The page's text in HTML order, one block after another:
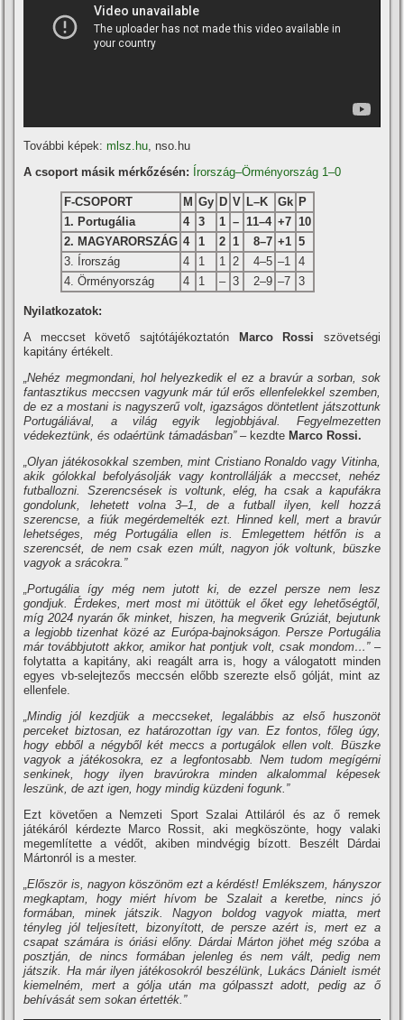
További képek:mlsz.hu, nso.hu
A csoport másik mérkőzésén: Írország–Örményország 1–0
F-CSOPORT M Gy D V L–K Gk P
1. Portugália
4 3 1 – 11–4 +7 10
2. MAGYARORSZÁG 4 1 2 1 8–7 +1 5
3. Írország
4 1 1 2 4–5 –1
4
4. Örményország
4 1 – 3 2–9 –7 3
Nyilatkozatok:
A meccset követő sajtótájékoztatón
Marco Rossi szövetségi
kapitány értékelt.
„Nehéz megmondani, hol helyezkedik el ez a bravúr a sorban, sok
fantasztikus meccsen vagyunk már túl erős ellenfelekkel szemben,
de ez a mostani is nagyszerű volt, igazságos döntetlent játszottunk
Portugáliával, a világ egyik legjobbjával. Fegyelmezetten
védekeztünk, és odaértünk támadásban”– kezdte Marco Rossi.
„Olyan játékosokkal szemben, mint Cristiano Ronaldo vagy Vitinha,
akik gólokkal befolyásolják vagy kontrollálják a meccset, nehéz
futballozni. Szerencsések is voltunk, elég, ha csak a kapufákra
gondolunk, lehetett volna 3–1, de a futball ilyen, kell hozzá
szerencse, a fiúk megérdemelték ezt. Hinned kell, mert a bravúr
lehetséges, még Portugália ellen is. Emlegettem hétfőn is a
szerencsét, de nem csak ezen múlt, nagyon jók voltunk, büszke
vagyok a srácokra.”
„Portugália így még nem jutott ki, de ezzel persze nem lesz
gondjuk. Érdekes, mert most mi ütöttük el őket egy lehetőségtől,
míg 2024 nyarán ők minket, hiszen, ha megverik Grúziát, bejutunk
a legjobb tizenhat közé az Európa-bajnokságon. Persze Portugália
már továbbjutott akkor, amikor hat pontjuk volt, csak mondom…”–
folytatta a kapitány, aki reagált arra is, hogy a válogatott minden
egyes vb-selejtezős meccsén előbb szerezte első gólját, mint az
ellenfele.
„Mindig jól kezdjük a meccseket, legalábbis az első huszonöt
perceket biztosan, ez határozottan így van. Ez fontos, főleg úgy,
hogy ebből a négyből két meccs a portugálok ellen volt. Büszke
vagyok a játékosokra, ez a legfontosabb. Nem tudom megígérni
senkinek, hogy ilyen bravúrokra minden alkalommal képesek
leszünk, de azt igen, hogy mindig küzdeni fogunk.”
Ezt követően a Nemzeti Sport Szalai Attiláról és az ő remek
játékáról kérdezte Marco Rossit, aki megköszönte, hogy valaki
megemlítette a védőt, akiben mindvégig bízott. Beszélt Dárdai
Mártonról is a mester.
„Először is, nagyon köszönöm ezt a kérdést! Emlékszem, hányszor
megkaptam, hogy miért hívom be Szalait a keretbe, nincs jó
formában, minek játszik. Nagyon boldog vagyok miatta, mert
tényleg jól teljesített, bizonyított, de persze azért is, mert ez a
csapat számára is óriási előny. Dárdai Márton jöhet még szóba a
posztján, de nincs formában jelenleg és nem vált, pedig nem
játszik. Ha már ilyen játékosokról beszélünk, Lukács Dánielt ismét
kiemelném, mert a gólja után ma gólpasszt adott, pedig az ő
behívását sem sokan értették.”